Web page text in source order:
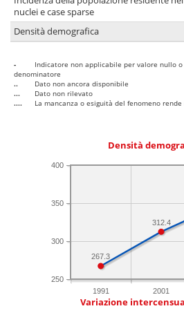
nuclei e case sparse
Densità demografica
-
Indicatore non applicabile per valore nullo
denominatore
..
Dato non ancora disponibile
...
Dato non rilevato
....
La mancanza o esiguità del fenomeno
Densità
1991 2001
250
300
350
400
312.4
267.3
Variazione